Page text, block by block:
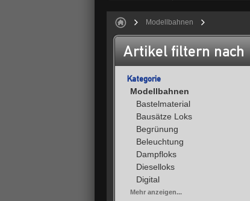
Modellbahnen
Artikel filtern nach
Kategorie
Modellbahnen
Bastelmaterial
Bausätze Loks
Begrünung
Beleuchtung
Dampfloks
Dieselloks
Digital
Mehr anzeigen...